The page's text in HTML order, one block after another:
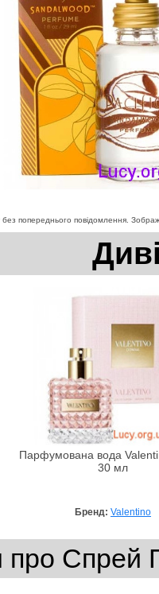
попереднього повідомлення.
Парфумована вода
30 мл
Бренд: Valentino
про Спрей